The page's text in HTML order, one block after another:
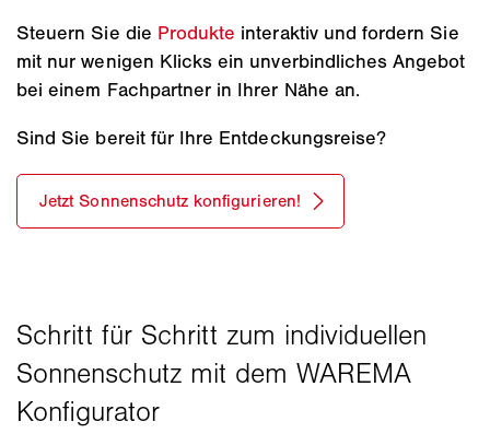
Steuern Sie die Produkte interaktiv und fordern Sie
mit nur wenigen Klicks ein unverbindliches Angebot
bei einem Fachpartner in Ihrer Nähe an.
Sind Sie bereit für Ihre Entdeckungsreise?